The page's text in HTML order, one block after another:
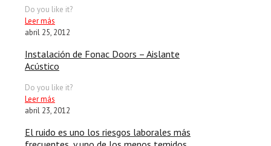
Do you like it?
Leer más
abril 25, 2012
Instalación de Fonac Doors – Aislante
Acústico
Do you like it?
Leer más
abril 23, 2012
El ruido es uno los riesgos laborales más